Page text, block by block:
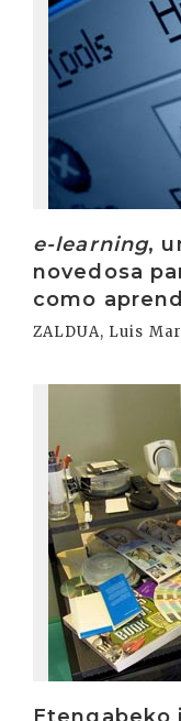
e-learning,
novedosa
como
ZALDUA, Luis